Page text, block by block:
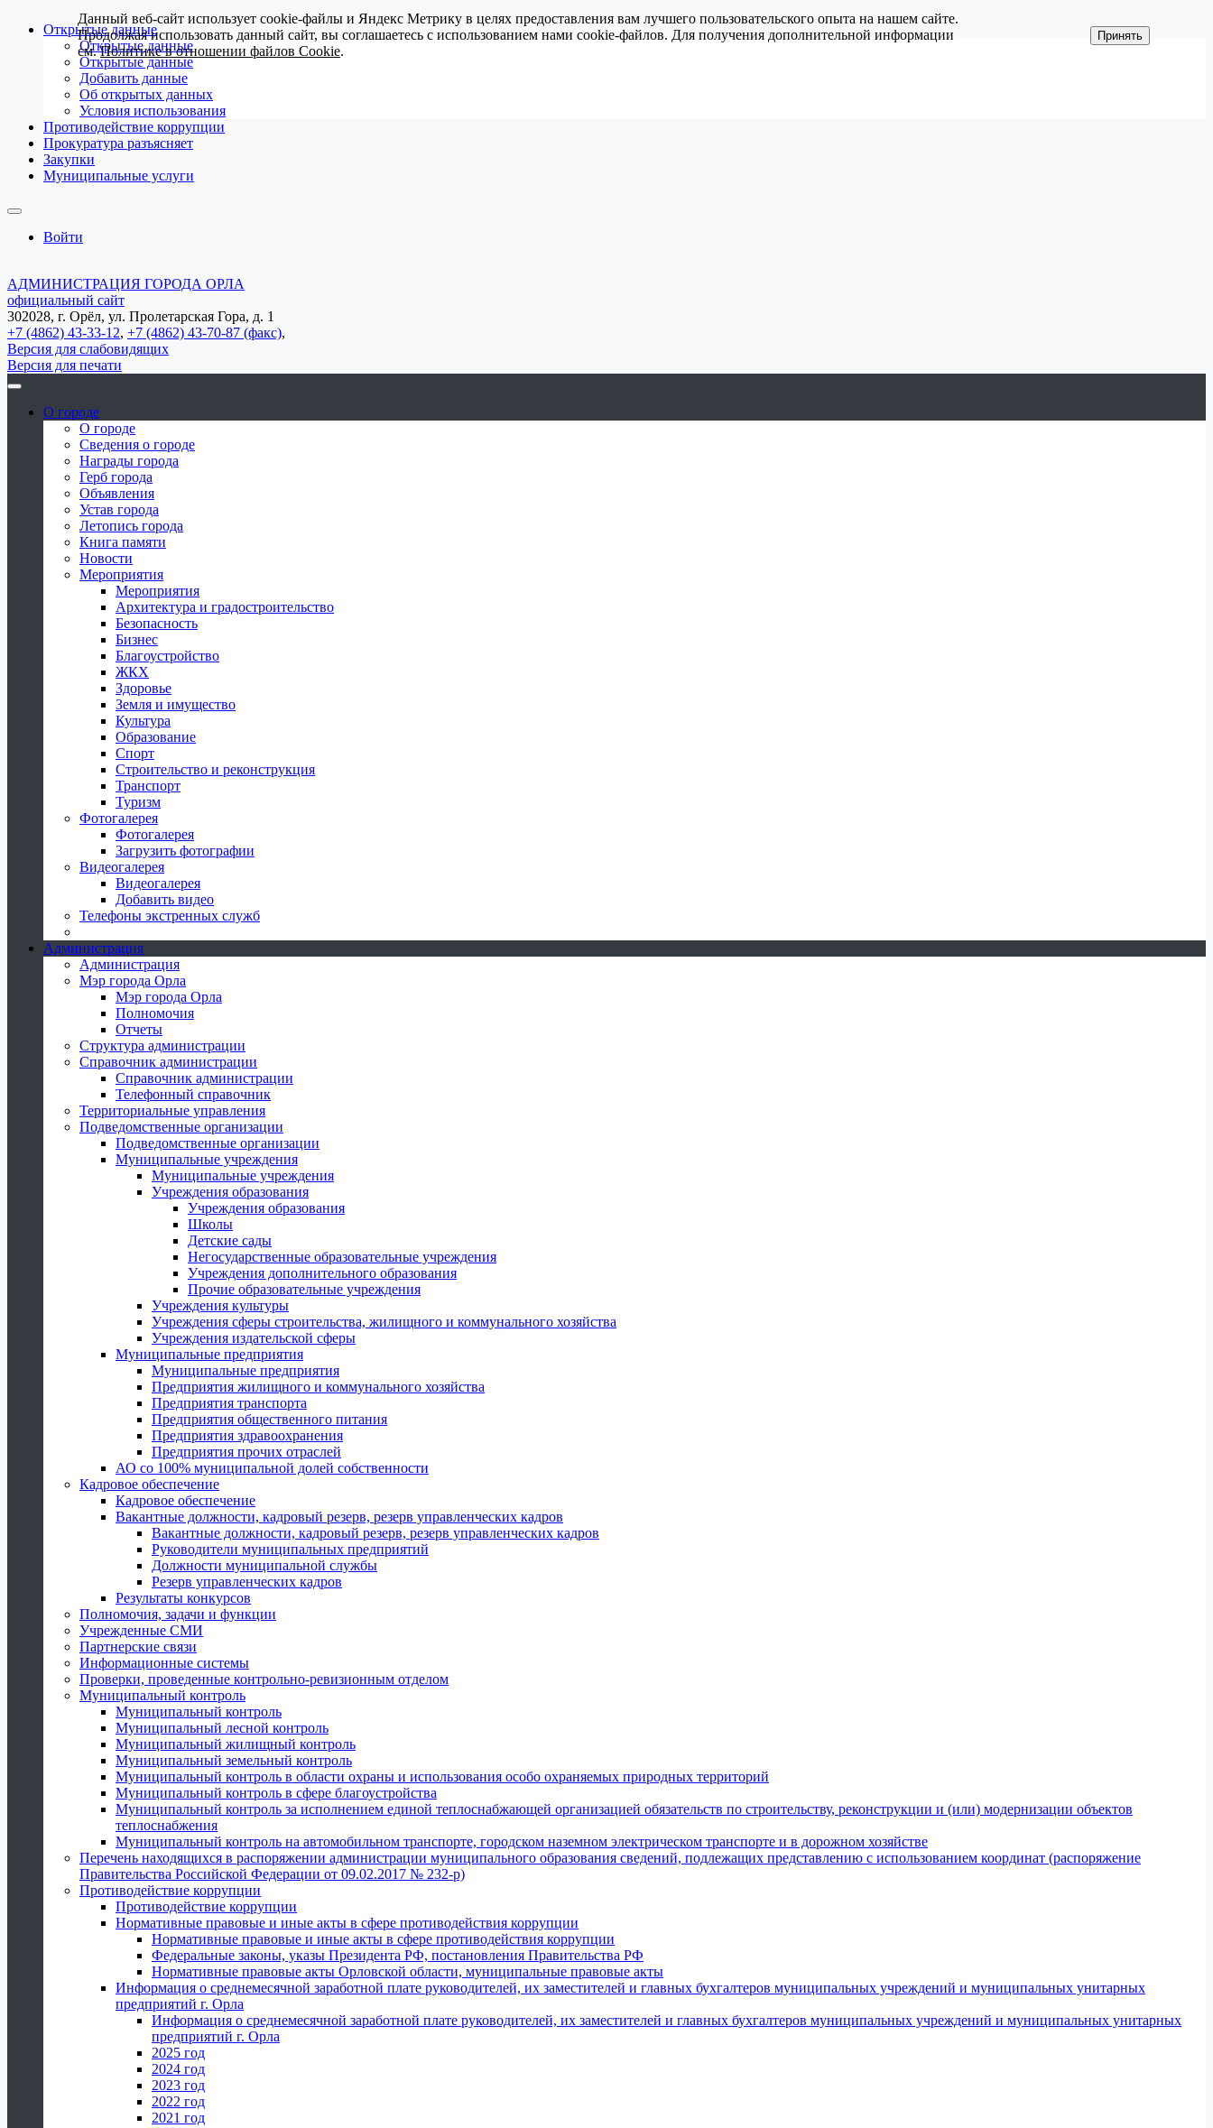
Открытые данные
Открытые данные
Открытые данные
Добавить данные
Об открытых данных
Условия использования
Противодействие коррупции
Прокуратура разъясняет
Закупки
Муниципальные услуги
Войти
АДМИНИСТРАЦИЯ ГОРОДА ОРЛА
официальный сайт
302028, г. Орёл, ул. Пролетарская Гора, д. 1
+7 (4862) 43-33-12, +7 (4862) 43-70-87 (факс),
Версия для слабовидящих
Версия для печати
О городе
О городе
Сведения о городе
Награды города
Герб города
Объявления
Устав города
Летопись города
Книга памяти
Новости
Мероприятия
Мероприятия
Архитектура и градостроительство
Безопасность
Бизнес
Благоустройство
ЖКХ
Здоровье
Земля и имущество
Культура
Образование
Спорт
Строительство и реконструкция
Транспорт
Туризм
Фотогалерея
Фотогалерея
Загрузить фотографии
Видеогалерея
Видеогалерея
Добавить видео
Телефоны экстренных служб
Администрация
Администрация
Мэр города Орла
Мэр города Орла
Полномочия
Отчеты
Структура администрации
Справочник администрации
Справочник администрации
Телефонный справочник
Территориальные управления
Подведомственные организации
Подведомственные организации
Муниципальные учреждения
Муниципальные учреждения
Учреждения образования
Учреждения образования
Школы
Детские сады
Негосударственные образовательные учреждения
Учреждения дополнительного образования
Прочие образовательные учреждения
Учреждения культуры
Учреждения сферы строительства, жилищного и коммунального хозяйства
Учреждения издательской сферы
Муниципальные предприятия
Муниципальные предприятия
Предприятия жилищного и коммунального хозяйства
Предприятия транспорта
Предприятия общественного питания
Предприятия здравоохранения
Предприятия прочих отраслей
АО со 100% муниципальной долей собственности
Кадровое обеспечение
Кадровое обеспечение
Вакантные должности, кадровый резерв, резерв управленческих кадров
Вакантные должности, кадровый резерв, резерв управленческих кадров
Руководители муниципальных предприятий
Должности муниципальной службы
Резерв управленческих кадров
Результаты конкурсов
Полномочия, задачи и функции
Учрежденные СМИ
Партнерские связи
Информационные системы
Проверки, проведенные контрольно-ревизионным отделом
Муниципальный контроль
Муниципальный контроль
Муниципальный лесной контроль
Муниципальный жилищный контроль
Муниципальный земельный контроль
Муниципальный контроль в области охраны и использования особо охраняемых природных территорий
Муниципальный контроль в сфере благоустройства
Муниципальный контроль за исполнением единой теплоснабжающей организацией обязательств по строительству, реконструкции и (или) модернизации объектов
теплоснабжения
Муниципальный контроль на автомобильном транспорте, городском наземном электрическом транспорте и в дорожном хозяйстве
Перечень находящихся в распоряжении администрации муниципального образования сведений, подлежащих представлению с использованием координат (распоряжение
Правительства Российской Федерации от 09.02.2017 № 232-р)
Противодействие коррупции
Противодействие коррупции
Нормативные правовые и иные акты в сфере противодействия коррупции
Нормативные правовые и иные акты в сфере противодействия коррупции
Федеральные законы, указы Президента РФ, постановления Правительства РФ
Нормативные правовые акты Орловской области, муниципальные правовые акты
Информация о среднемесячной заработной плате руководителей, их заместителей и главных бухгалтеров муниципальных учреждений и муниципальных унитарных
предприятий г. Орла
Информация о среднемесячной заработной плате руководителей, их заместителей и главных бухгалтеров муниципальных учреждений и муниципальных унитарных
предприятий г. Орла
2025 год
2024 год
2023 год
2022 год
2021 год
Данный веб-сайт использует cookie-файлы и Яндекс Метрику в целях предоставления вам лучшего пользовательского опыта на нашем сайте.
Продолжая использовать данный сайт, вы соглашаетесь с использованием нами cookie-файлов. Для получения дополнительной информации
см.Политике в отношении файлов Cookie.
Принять